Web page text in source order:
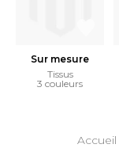
Sur mesure
Tissus
3 couleurs
Accueil